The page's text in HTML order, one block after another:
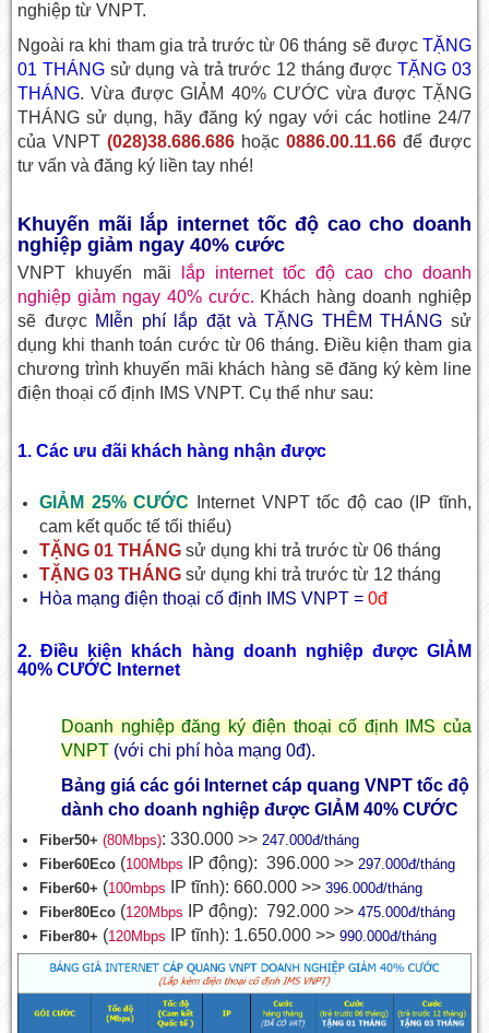
nghiệp từ VNPT.
Ngoài ra khi tham gia trả trước từ 06 tháng sẽ được TẶNG
01 THÁNGsử dụng và trả trước 12 tháng đượcTẶNG 03
THÁNG. Vừa được GIẢM 40% CƯỚC vừa được TẶNG
THÁNG sử dụng, hãy đăng ký ngay với các hotline 24/7
của VNPT(028)38.686.686 hoặc 0886.00.11.66để được
tư vấn và đăng ký liền tay nhé!
Khuyến mãi lắp internet tốc độ cao cho doanh
nghiệp giảm ngay 40% cước
VNPT khuyến mãi
lắp internet tốc độ cao cho doanh
nghiệp giảm ngay 40% cước. Khách hàng doanh nghiệp
sẽ được MIễn phí lắp đặt và TẶNG THÊM THÁNG sử
dụng khi thanh toán cước từ 06 tháng. Điều kiện tham gia
chương trình khuyến mãi khách hàng sẽ đăng ký kèm line
điện thoại cố định IMS VNPT. Cụ thể như sau:
1. Các ưu đãi khách hàng nhận được
GIẢM 25% CƯỚC Internet VNPT tốc độ cao (IP tĩnh,
cam kết quốc tế tối thiểu)
TẶNG 01 THÁNG sử dụng khi trả trước từ 06 tháng
TẶNG 03 THÁNG sử dụng khi trả trước từ 12 tháng
Hòa mạng điện thoại cố định IMS VNPT = 0đ
2. Điều kiện khách hàng doanh nghiệp được GIẢM
40% CƯỚC Internet
Doanh nghiệp đăng ký điện thoại cố định IMS của
VNPT (với chi phí hòa mạng 0đ).
Bảng giá các gói Internet cáp quang VNPT tốc độ
dành cho doanh nghiệp được GIẢM 40% CƯỚC
Fiber50+ (80Mbps): 330.000 >> 247.000đ/tháng
Fiber60Eco (100Mbps IP động): 396.000 >> 297.000đ/tháng
Fiber60+ (100mbps IP tĩnh): 660.000 >>396.000đ/tháng
Fiber80Eco (120Mbps IP động): 792.000 >>475.000đ/tháng
Fiber80+ (120Mbps IP tĩnh): 1.650.000 >>990.000đ/tháng